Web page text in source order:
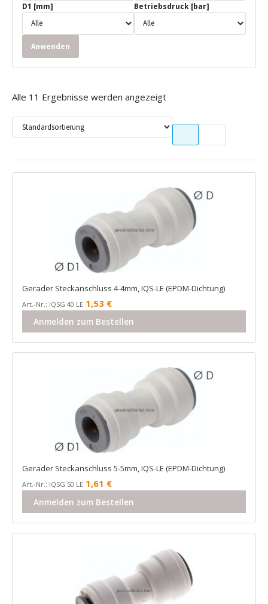
D1 [mm] Betriebsdruck [bar]
Anwenden
Alle 11 Ergebnisse werden angezeigt
Gerader Steckanschluss 4-4mm, IQS-LE (EPDM-Dichtung)
Art.-Nr.: IQSG 40 LE 1,53 €
Anmelden zum Bestellen
Gerader Steckanschluss 5-5mm, IQS-LE (EPDM-Dichtung)
Art.-Nr.: IQSG 50 LE 1,61 €
Anmelden zum Bestellen